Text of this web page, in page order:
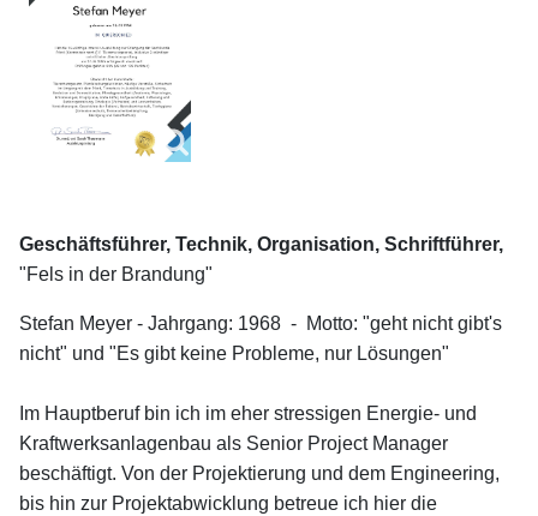
Geschäftsführer, Technik, Organisation, Schriftführer,
"Fels in der Brandung"
Stefan Meyer - Jahrgang: 1968 - Motto: "geht nicht gibt's
nicht" und "Es gibt keine Probleme, nur Lösungen"
Im Hauptberuf bin ich im eher stressigen Energie- und
Kraftwerksanlagenbau als Senior Project Manager
beschäftigt. Von der Projektierung und dem Engineering,
bis hin zur Projektabwicklung betreue ich hier die